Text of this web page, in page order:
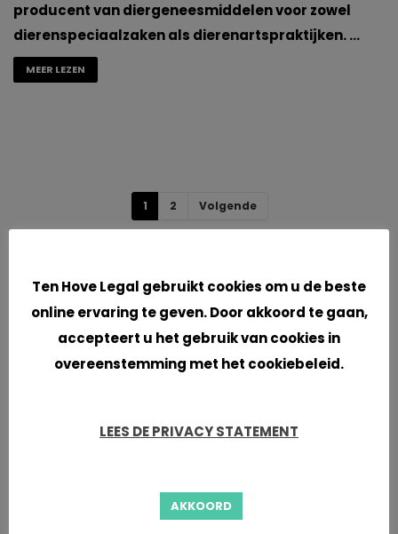
producent van diergeneesmiddelen voor zowel
dierenspeciaalzaken als dierenartspraktijken. …
MEER LEZEN
1 2 Volgende
Recente berichten
Een nieuw begin!
terzake hondenfietsmand
Ten Hove Legal gebruikt cookies om u de beste
online ervaring te geven. Door akkoord te gaan,
accepteert u het gebruik van cookies in
overeenstemming met het cookiebeleid.
LEES DE PRIVACY STATEMENT
AKKOORD